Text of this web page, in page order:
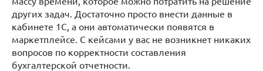
других задач. Достаточно просто внести данные в
кабинете 1С, а они автоматически появятся в
маркетплейсе. С кейсами у вас не возникнет никаких
вопросов по корректности составления
бухгалтерской отчетности.